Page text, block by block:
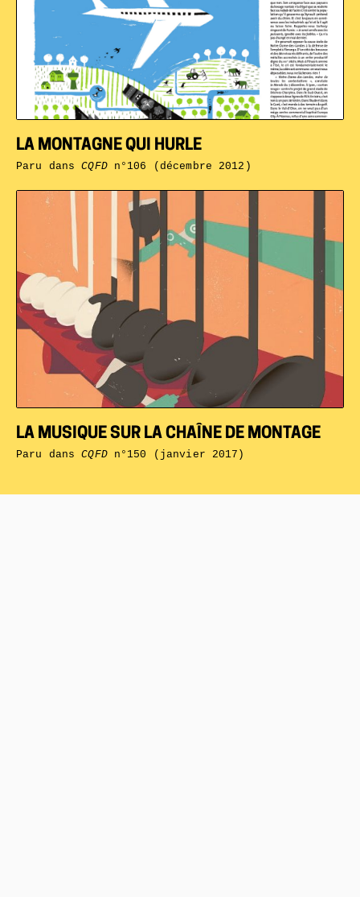
LA MUSIQUE SUR LA CHAÎNE DE MONTAGE
Paru dansCQFDn°150 (janvier 2017)
LA MONTAGNE QUI HURLE
Paru dansCQFDn°106 (décembre 2012)